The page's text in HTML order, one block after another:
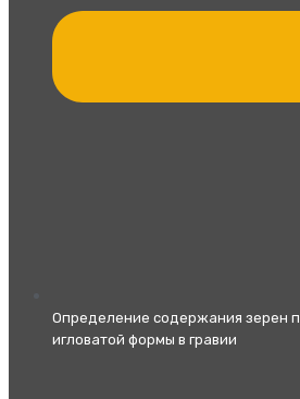
Определение содержания зерен
игловатой формы в гравии